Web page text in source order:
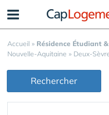
Accueil » Résidence Étudiant
Nouvelle-Aquitaine » Deux-
Rechercher